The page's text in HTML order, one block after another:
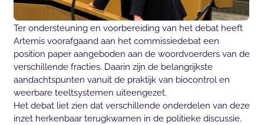
Ter ondersteuning en voorbereiding van het debat heeft
Artemis voorafgaand aan het commissiedebat een
position paper aangeboden aan de woordvoerders van de
verschillende fracties. Daarin zijn de belangrijkste
aandachtspunten vanuit de praktijk van biocontrol en
weerbare teeltsystemen uiteengezet.
Het debat liet zien dat verschillende onderdelen van deze
inzet herkenbaar terugkwamen in de politieke discussie.